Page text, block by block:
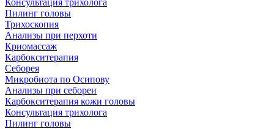
Консультация трихолога
Пилинг головы
Трихоскопия
Анализы при перхоти
Криомассаж
Карбокситерапия
Себорея
Микробиота по Осипову
Анализы при себореи
Карбокситерапия кожи головы
Консультация трихолога
Пилинг головы